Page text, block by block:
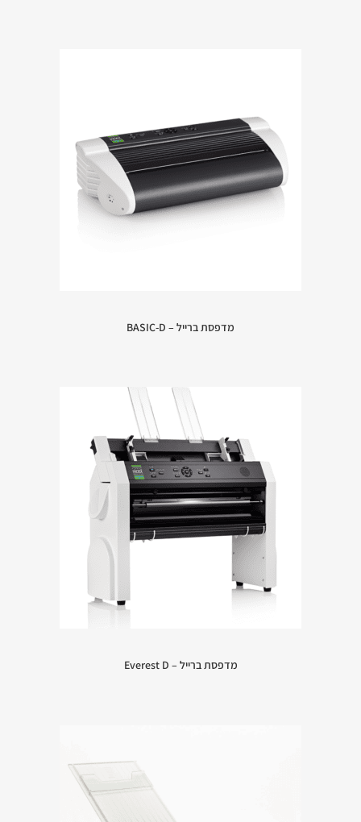
מדפסת ברייל – BASIC-D
מדפסת ברייל – Everest D